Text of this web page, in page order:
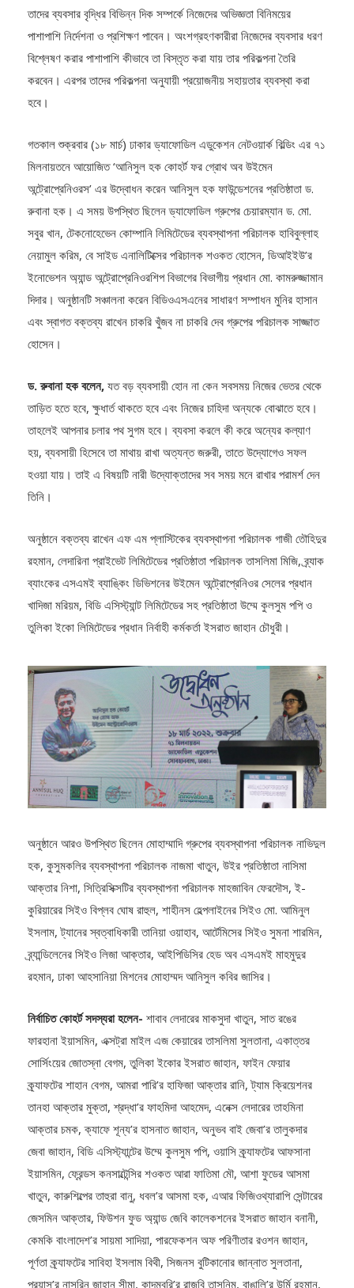
প্রয়োজনীয় দিকনির্দেশনা ও সহায়তা দেয়া হবে। এইসব সেশনে নারী উদ্যোক্তারা
তাদের ব্যবসার বৃদ্ধির বিভিন্ন দিক সম্পর্কে নিজেদের অভিজ্ঞতা বিনিময়ের
পাশাপাশি নির্দেশনা ও প্রশিক্ষণ পাবেন। অংশগ্রহণকারীরা নিজেদের ব্যবসার ধরণ
বিশ্লেষণ করার পাশাপাশি কীভাবে তা বিস্তৃত করা যায় তার পরিকল্পনা তৈরি
করবেন। এরপর তাদের পরিকল্পনা অনুযায়ী প্রয়োজনীয় সহায়তার ব্যবস্থা করা
গতকাল শুক্রবার (১৮ মার্চ) ঢাকার ড্যাফোডিল এডুকেশন নেটওয়ার্ক বিল্ডিং এর ৭১
মিলনায়তনে আয়োজিত ‘আনিসুল হক কোহর্ট ফর গ্রোথ অব উইমেন
অন্ট্রোপ্রেনিওরস’ এর উদ্বোধন করেন আনিসুল হক ফাউন্ডেশনের প্রতিষ্ঠাতা ড.
রুবানা হক। এ সময় উপস্থিত ছিলেন ড্যাফোডিল গ্রুপের চেয়ারম্যান ড. মো.
সবুর খান, টেকনোহেভেন কোম্পানি লিমিটেডের ব্যবস্থাপনা পরিচালক হাবিবুল্লাহ
নেয়ামুল করিম, বে সাইড এনালিটিক্সের পরিচালক শওকত হোসেন, ডিআইইউ’র
ইনোভেশন অ্যান্ড অন্ট্রোপ্রেনিওরশিপ বিভাগের বিভাগীয় প্রধান মো. কামরুজ্জামান
দিদার। অনুষ্ঠানটি সঞ্চালনা করেন বিডিওএসএনের সাধারণ সম্পাধন মুনির হাসান
এবং স্বাগত বক্তব্য রাখেন চাকরি খুঁজব না চাকরি দেব গ্রুপের পরিচালক সাজ্জাত
ড. রুবানা হক বলেন,যত বড় ব্যবসায়ী হোন না কেন সবসময় নিজের ভেতর থেকে
তাড়িত হতে হবে, ক্ষুধার্ত থাকতে হবে এবং নিজের চাহিদা অন্যকে বোঝাতে হবে।
তাহলেই আপনার চলার পথ সুগম হবে। ব্যবসা করলে কী করে অন্যের কল্যাণ
হয়, ব্যবসায়ী হিসেবে তা মাথায় রাখা অত্যন্ত জরুরী, তাতে উদ্যোগেও সফল
হওয়া যায়। তাই এ বিষয়টি নারী উদ্যোক্তাদের সব সময় মনে রাখার পরামর্শ দেন
অনুষ্ঠানে বক্তব্য রাখেন এফ এম প্লাস্টিকের ব্যবস্থাপনা পরিচালক গাজী তৌহিদুর
রহমান, লেদারিনা প্রাইভেট লিমিটেডের প্রতিষ্ঠাতা পরিচালক তাসলিমা মিজি, ব্র্যাক
ব্যাংকের এসএমই ব্যাঙ্কিং ডিভিশনের উইমেন অন্ট্রোপ্রেনিওর সেলের প্রধান
খাদিজা মরিয়ম, বিডি এসিস্ট্যান্ট লিমিটেডের সহ প্রতিষ্ঠাতা উম্মে কুলসুম পপি ও
অনুষ্ঠানে আরও উপস্থিত ছিলেন মোহাম্মাদি গ্রুপের ব্যবস্থাপনা পরিচালক নাভিদুল
হক, কুসুমকলির ব্যবস্থাপনা পরিচালক নাজমা খাতুন, উইর প্রতিষ্ঠাতা নাসিমা
আক্তার নিশা, সিত্রিসিক্সটির ব্যবস্থাপনা পরিচালক মাহজাবিন ফেরদৌস, ই-
কুরিয়ারের সিইও বিপ্লব ঘোষ রাহুল, শাহীনস হেল্পলাইনের সিইও মো. আমিনুল
ইসলাম, ট্যানের স্বত্বাধিকারী তানিয়া ওয়াহাব, আর্টেমিসের সিইও সুমনা শারমিন,
ব্র্যান্ডিলেনের সিইও লিজা আক্তার, আইপিডিসির হেড অব এসএমই মাহমুদুর
নির্বাচিত কোহর্ট সদস্যরা হলেন-শাবাব লেদারের মাকসুদা খাতুন, সাত রঙের
ফারহানা ইয়াসমিন, এক্সট্রা মাইল এজ কেয়ারের তাসলিমা সুলতানা, একাত্তর
সোর্সিংয়ের জোতস্না বেগম, তুলিকা ইকোর ইসরাত জাহান, ফাইন ফেয়ার
ক্র্যাফটের শাহান বেগম, আমরা পারি’র হাফিজা আক্তার রানি, ট্যাম ক্রিয়েশনর
তানহা আক্তার মুক্তা, শ্রদ্ধা’র ফাহমিদা আহমেদ, এনেক্স লেদারের তাহমিনা
আক্তার চমক, ক্যাফে শূন্য’র হাসনাত জাহান, অনুভব বাই জেবা’র তালুকদার
জেবা জাহান, বিডি এসিস্ট্যান্টের উম্মে কুলসুম পপি, ওয়াসি ক্র্যাফটের আফসানা
ইয়াসমিন, ফ্রেন্ডস কনসাল্টেন্সির শওকত আরা ফাতিমা মৌ, আশা ফুডের আসমা
খাতুন, কারুশিল্পের তাহুরা বানু, ধবল’র আসমা হক, এআর ফিজিওথ্যারাপি সেন্টারের
জেসমিন আক্তার, ফিউশন ফুড অ্যান্ড জেবি কালেকশনের ইসরাত জাহান বনানী,
কেমকি বাংলাদেশ’র সায়মা সাদিয়া, পারফেকশন অফ পরিণীতার রওশন জাহান,
পূর্ণতা ক্র্যাফটের সাবিহা ইসলাম বিথী, সিজনস বুটিকানোর জান্নাত সুলতানা,